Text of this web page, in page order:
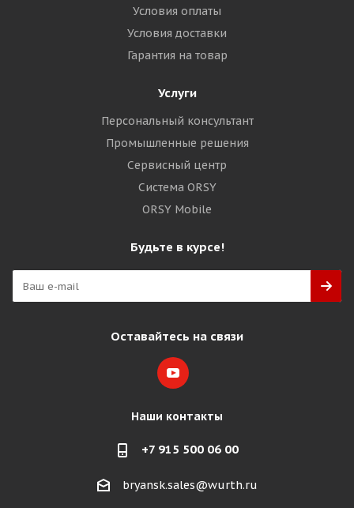
Условия оплаты
Условия доставки
Гарантия на товар
Услуги
Персональный консультант
Промышленные решения
Сервисный центр
Система ORSY
ORSY Mobile
Будьте в курсе!
Оставайтесь на связи
Наши контакты
+7 915 500 06 00
bryansk.sales@wurth.ru